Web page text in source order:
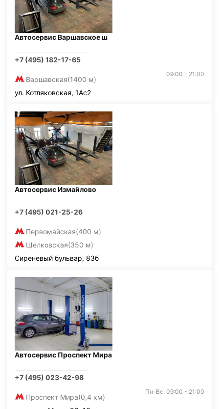
Автосервис Варшавское ш
+7 (495) 182-17-65
Варшавская(1400 м)
09:00 - 21:00
ул. Котляковская, 1Ас2
Автосервис Измайлово
+7 (495) 021-25-26
Первомайская(400 м)
Щелковская(350 м)
Сиреневый бульвар, 83б
Автосервис Проспект Мира
+7 (495) 023-42-98
Проспект Мира(0,4 км)
Пн-Вс: 09:00 - 21:00